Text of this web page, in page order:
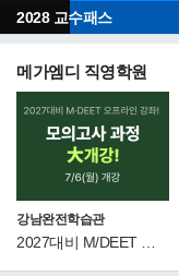
2028 교수패스
메가엠디 직영학원
강남완전학습관